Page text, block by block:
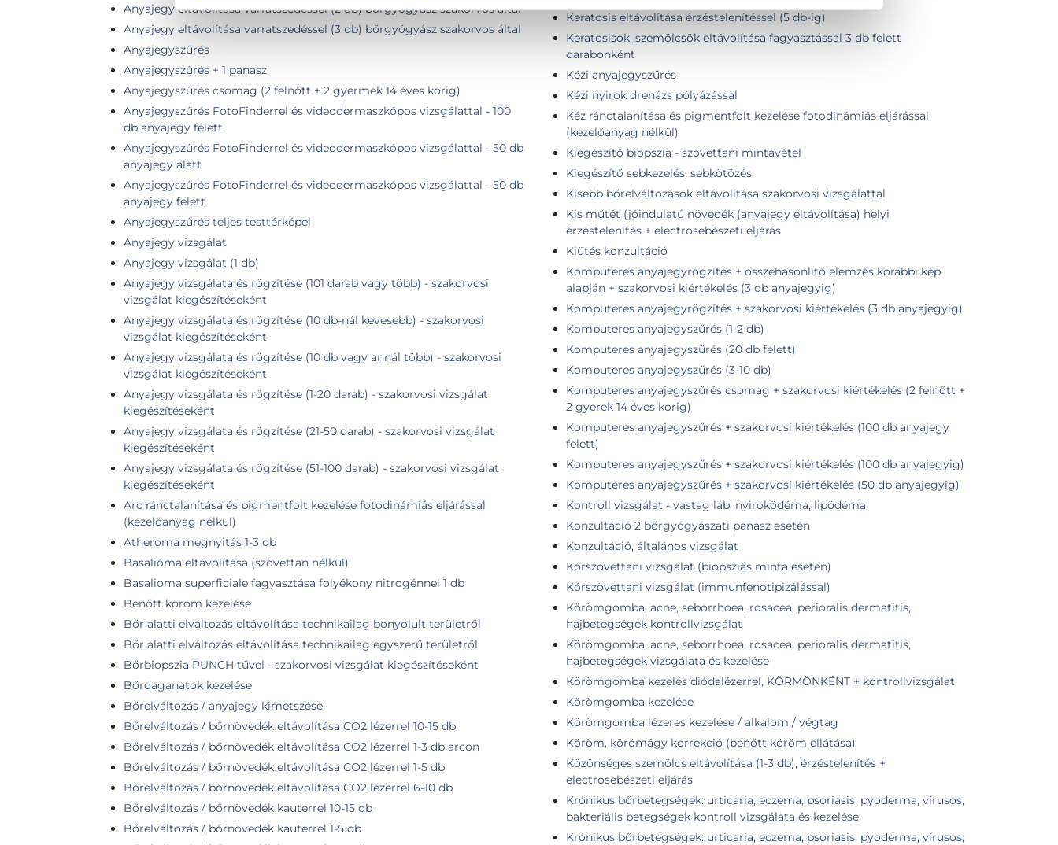
Anyajegy eltávolítása varratszedéssel (2 db) bőrgyógyász szakorvos által
Anyajegy eltávolítása varratszedéssel (3 db) bőrgyógyász szakorvos által
Anyajegyszűrés
Anyajegyszűrés + 1 panasz
Anyajegyszűrés csomag (2 felnőtt + 2 gyermek 14 éves korig)
Anyajegyszűrés FotoFinderrel és videodermaszkópos vizsgálattal - 100
db anyajegy felett
Anyajegyszűrés FotoFinderrel és videodermaszkópos vizsgálattal - 50 db
anyajegy alatt
Anyajegyszűrés FotoFinderrel és videodermaszkópos vizsgálattal - 50 db
anyajegy felett
Anyajegyszűrés teljes testtérképel
Anyajegy vizsgálat
Anyajegy vizsgálat (1 db)
Anyajegy vizsgálata és rögzítése (101 darab vagy több) - szakorvosi
vizsgálat kiegészítéseként
Anyajegy vizsgálata és rögzítése (10 db-nál kevesebb) - szakorvosi
vizsgálat kiegészítéseként
Anyajegy vizsgálata és rögzítése (10 db vagy annál több) - szakorvosi
vizsgálat kiegészítéseként
Anyajegy vizsgálata és rögzítése (1-20 darab) - szakorvosi vizsgálat
kiegészítéseként
Anyajegy vizsgálata és rögzítése (21-50 darab) - szakorvosi vizsgálat
kiegészítéseként
Anyajegy vizsgálata és rögzítése (51-100 darab) - szakorvosi vizsgálat
kiegészítéseként
Arc ránctalanítása és pigmentfolt kezelése fotodinámiás eljárással
(kezelőanyag nélkül)
Atheroma megnyitás 1-3 db
Basalióma eltávolítása (szövettan nélkül)
Basalioma superficiale fagyasztása folyékony nitrogénnel 1 db
Benőtt köröm kezelése
Bőr alatti elváltozás eltávolítása technikailag bonyolult területről
Bőr alatti elváltozás eltávolítása technikailag egyszerű területről
Bőrbiopszia PUNCH tűvel - szakorvosi vizsgálat kiegészítéseként
Bőrdaganatok kezelése
Bőrelváltozás / anyajegy kimetszése
Bőrelváltozás / bőrnövedék eltávolítása CO2 lézerrel 10-15 db
Bőrelváltozás / bőrnövedék eltávolítása CO2 lézerrel 1-3 db arcon
Bőrelváltozás / bőrnövedék eltávolítása CO2 lézerrel 1-5 db
Bőrelváltozás / bőrnövedék eltávolítása CO2 lézerrel 6-10 db
Bőrelváltozás / bőrnövedék kauterrel 10-15 db
Bőrelváltozás / bőrnövedék kauterrel 1-5 db
Keratosis eltávolítása érzéstelenítéssel (5 db-ig)
Keratosisok, szemölcsök eltávolítása fagyasztással 3 db felett
darabonként
Kézi anyajegyszűrés
Kézi nyirok drenázs pólyázással
Kéz ránctalanítása és pigmentfolt kezelése fotodinámiás eljárással
(kezelőanyag nélkül)
Kiegészítő biopszia - szövettani mintavétel
Kiegészítő sebkezelés, sebkötözés
Kisebb bőrelváltozások eltávolítása szakorvosi vizsgálattal
Kis műtét (jóindulatú növedék (anyajegy eltávolítása) helyi
érzéstelenítés + electrosebészeti eljárás
Kiütés konzultáció
Komputeres anyajegyrögzítés + összehasonlító elemzés korábbi kép
alapján + szakorvosi kiértékelés (3 db anyajegyig)
Komputeres anyajegyrögzítés + szakorvosi kiértékelés (3 db anyajegyig)
Komputeres anyajegyszűrés (1-2 db)
Komputeres anyajegyszűrés (20 db felett)
Komputeres anyajegyszűrés (3-10 db)
Komputeres anyajegyszűrés csomag + szakorvosi kiértékelés (2 felnőtt +
2 gyerek 14 éves korig)
Komputeres anyajegyszűrés + szakorvosi kiértékelés (100 db anyajegy
felett)
Komputeres anyajegyszűrés + szakorvosi kiértékelés (100 db anyajegyig)
Komputeres anyajegyszűrés + szakorvosi kiértékelés (50 db anyajegyig)
Kontroll vizsgálat - vastag láb, nyiroködéma, lipödéma
Konzultáció 2 bőrgyógyászati panasz esetén
Konzultáció, általános vizsgálat
Kórszövettani vizsgálat (biopsziás minta esetén)
Kórszövettani vizsgálat (immunfenotipizálással)
Körömgomba, acne, seborrhoea, rosacea, perioralis dermatitis,
hajbetegségek kontrollvizsgálat
Körömgomba, acne, seborrhoea, rosacea, perioralis dermatitis,
hajbetegségek vizsgálata és kezelése
Körömgomba kezelés diódalézerrel, KÖRMÖNKÉNT + kontrollvizsgálat
Körömgomba kezelése
Körömgomba lézeres kezelése / alkalom / végtag
Köröm, körömágy korrekció (benőtt köröm ellátása)
Közönséges szemölcs eltávolítása (1-3 db), érzéstelenítés +
electrosebészeti eljárás
Krónikus bőrbetegségek: urticaria, eczema, psoriasis, pyoderma, vírusos,
bakteriális betegségek kontroll vizsgálata és kezelése
Krónikus bőrbetegségek: urticaria, eczema, psoriasis, pyoderma, vírusos,